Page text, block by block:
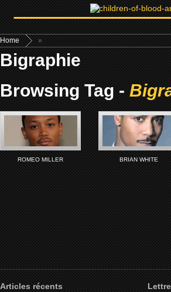
Home »
Bigraphie
Browsing Tag -
ROMEO MILLER BRIAN WHITE
Articles récents